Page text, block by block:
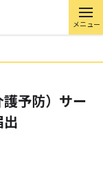
メニュー
護予防）サー